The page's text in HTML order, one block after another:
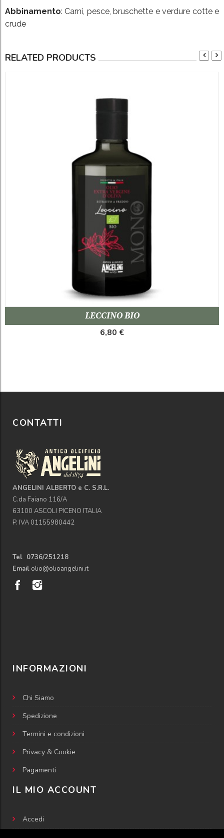
Abbinamento: Carni, pesce, bruschette e verdure cotte e
crude
RELATED PRODUCTS
LECCINO BIO
6,80 €
CONTATTI
ANGELINI ALBERTO e C. S.R.L.
C.da Faiano 116/A
63100 ASCOLI PICENO ITALIA
P. IVA 01155980442
Tel 0736/251218
Email olio@olioangelini.it
INFORMAZIONI
Chi Siamo
Spedizione
Termini e condizioni
Privacy & Cookie
Pagamenti
IL MIO ACCOUNT
Accedi